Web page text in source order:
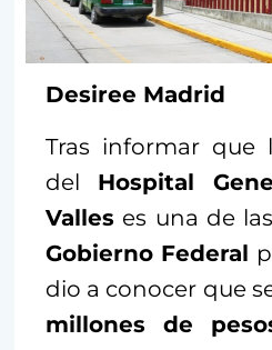
Desiree Madrid
Tras informar que
del Hospital
Valles es una de
Gobierno Federal
dio a conocer que
millones de